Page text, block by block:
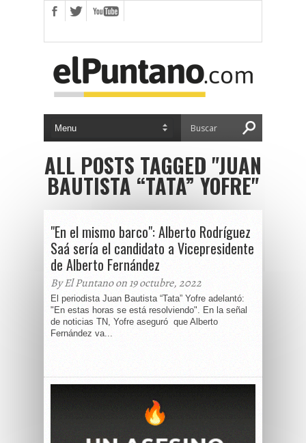
ALL POSTS TAGGED "JUAN
BAUTISTA “TATA” YOFRE"
"En el mismo barco": Alberto Rodríguez
Saá sería el candidato a Vicepresidente
de Alberto Fernández
By El Puntano on 19 octubre, 2022
El periodista Juan Bautista “Tata” Yofre adelantó:
"En estas horas se está resolviendo". En la señal
de noticias TN, Yofre aseguró que Alberto
Fernández va...